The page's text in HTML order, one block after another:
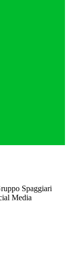
Spaggiari
Media